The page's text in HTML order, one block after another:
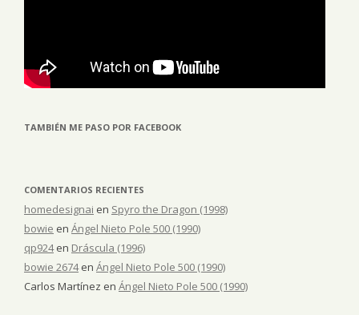
TAMBIÉN ME PASO POR FACEBOOK
COMENTARIOS RECIENTES
homedesignai en Spyro the Dragon (1998)
bowie en Ángel Nieto Pole 500 (1990)
qp924en Dráscula (1996)
bowie 2674en Ángel Nieto Pole 500 (1990)
Carlos Martínez en Ángel Nieto Pole 500 (1990)